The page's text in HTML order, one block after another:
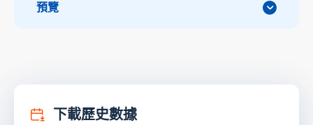
預覽
下載歷史數據